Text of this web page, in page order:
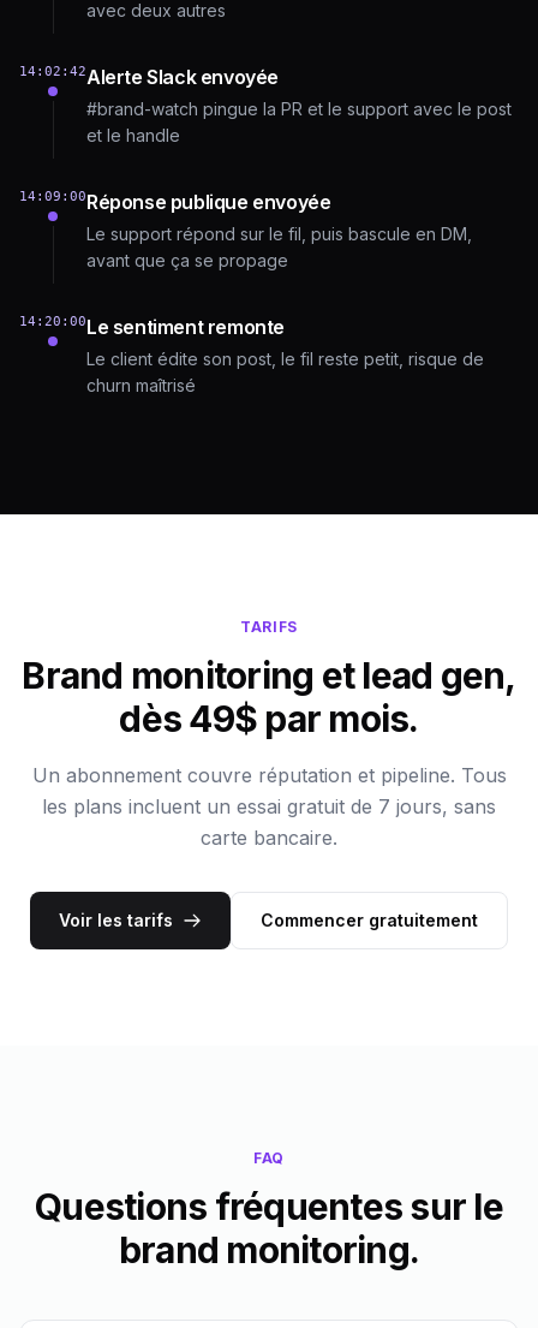
avec deux autres
14:02:42Alerte Slack envoyée
#brand-watch pingue la PR et le support avec le post
et le handle
14:09:00Réponse publique envoyée
Le support répond sur le fil, puis bascule en DM,
avant que ça se propage
14:20:00Le sentiment remonte
Le client édite son post, le fil reste petit, risque de
churn maîtrisé
TARIFS
Brand monitoring et lead gen,
dès 49$ par mois.
Un abonnement couvre réputation et pipeline. Tous
les plans incluent un essai gratuit de 7 jours, sans
carte bancaire.
Voir les tarifs Commencer gratuitement
FAQ
Questions fréquentes sur le
brand monitoring.